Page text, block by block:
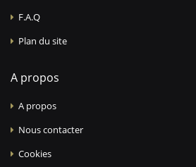
F.A.Q
Plan du site
A propos
A propos
Nous contacter
Cookies